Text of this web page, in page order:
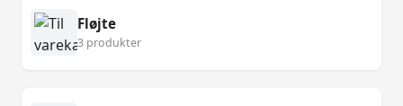
Fløjte
3 produkter